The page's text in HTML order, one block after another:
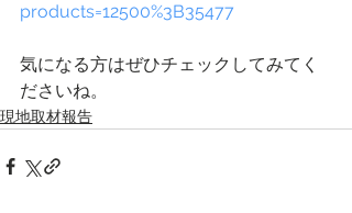
products=12500%3B35477
気になる方はぜひチェックしてみてく
ださいね。
現地取材報告